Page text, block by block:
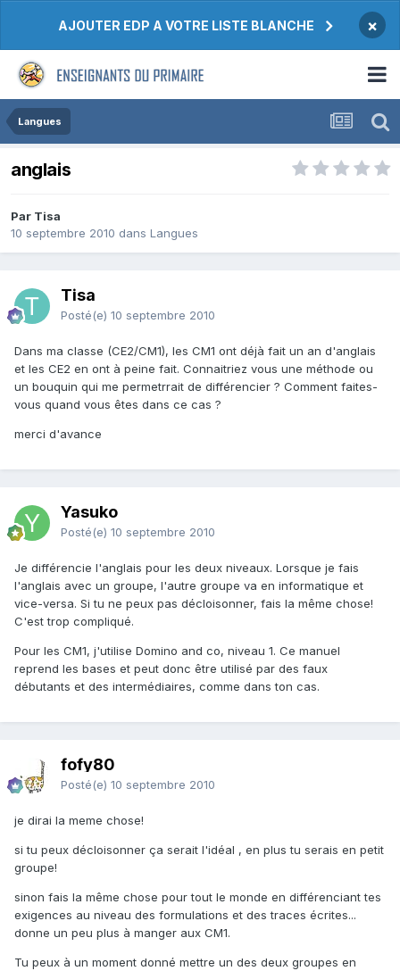
AJOUTER EDP A VOTRE LISTE BLANCHE ×
Langues
anglais
Par Tisa
10 septembre 2010 dans Langues
Tisa
Posté(e) 10 septembre 2010
Dans ma classe (CE2/CM1), les CM1 ont déjà fait un an d'anglais
et les CE2 en ont à peine fait. Connaitriez vous une méthode ou
un bouquin qui me permetrrait de différencier ? Comment faites-
vous quand vous êtes dans ce cas ?
merci d'avance
Yasuko
Posté(e) 10 septembre 2010
Je différencie l'anglais pour les deux niveaux. Lorsque je fais
l'anglais avec un groupe, l'autre groupe va en informatique et
vice-versa. Si tu ne peux pas décloisonner, fais la même chose!
C'est trop compliqué.
Pour les CM1, j'utilise Domino and co, niveau 1. Ce manuel
reprend les bases et peut donc être utilisé par des faux
débutants et des intermédiaires, comme dans ton cas.
fofy80
Posté(e) 10 septembre 2010
je dirai la meme chose!
si tu peux décloisonner ça serait l'idéal , en plus tu serais en petit
groupe!
sinon fais la même chose pour tout le monde en différenciant tes
exigences au niveau des formulations et des traces écrites...
donne un peu plus à manger aux CM1.
Tu peux à un moment donné mettre un des deux groupes en